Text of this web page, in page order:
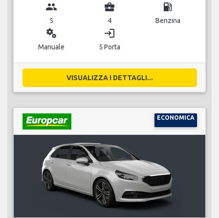
group
5
business_center
4
local_gas_station
Benzina
miscellaneous_services
Manuale
login
5 Porta
VISUALIZZA I DETTAGLI...
ECONOMICA